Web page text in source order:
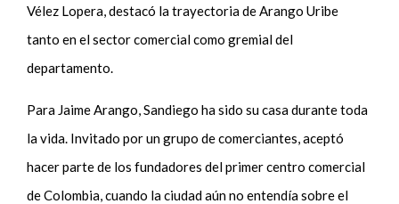
Vélez Lopera, destacó la trayectoria de Arango Uribe
tanto en el sector comercial como gremial del
departamento.
Para Jaime Arango, Sandiego ha sido su casa durante toda
la vida. Invitado por un grupo de comerciantes, aceptó
hacer parte de los fundadores del primer centro comercial
de Colombia, cuando la ciudad aún no entendía sobre el